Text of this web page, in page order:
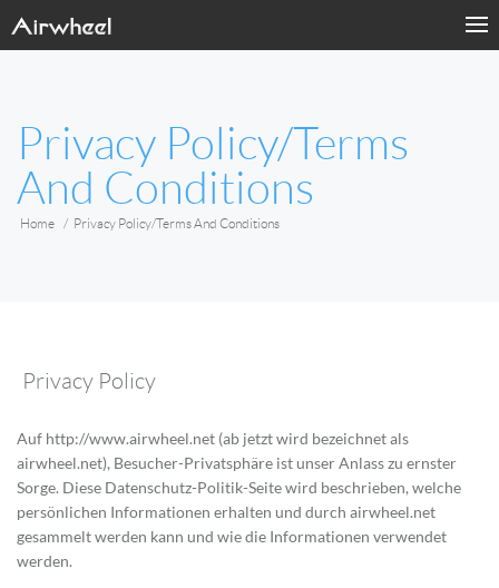
Privacy Policy/Terms
And Conditions
Home Privacy Policy/Terms And Conditions
Privacy Policy
Auf http://www.airwheel.net (ab jetzt wird bezeichnet als
airwheel.net), Besucher-Privatsphäre ist unser Anlass zu ernster
Sorge. Diese Datenschutz-Politik-Seite wird beschrieben, welche
persönlichen Informationen erhalten und durch airwheel.net
gesammelt werden kann und wie die Informationen verwendet
werden.